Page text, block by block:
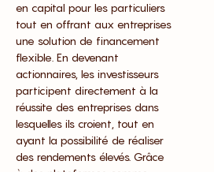
en capital pour les particuliers
tout en offrant aux entreprises
une solution de financement
flexible. En devenant
actionnaires, les investisseurs
participent directement à la
réussite des entreprises dans
lesquelles ils croient, tout en
ayant la possibilité de réaliser
des rendements élevés. Grâce